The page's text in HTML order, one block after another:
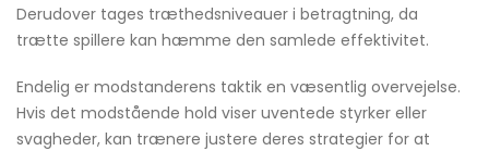
Derudover tages træthedsniveauer i betragtning, da
trætte spillere kan hæmme den samlede effektivitet.
Endelig er modstanderens taktik en væsentlig overvejelse.
Hvis det modstående hold viser uventede styrker eller
svagheder, kan trænere justere deres strategier for at